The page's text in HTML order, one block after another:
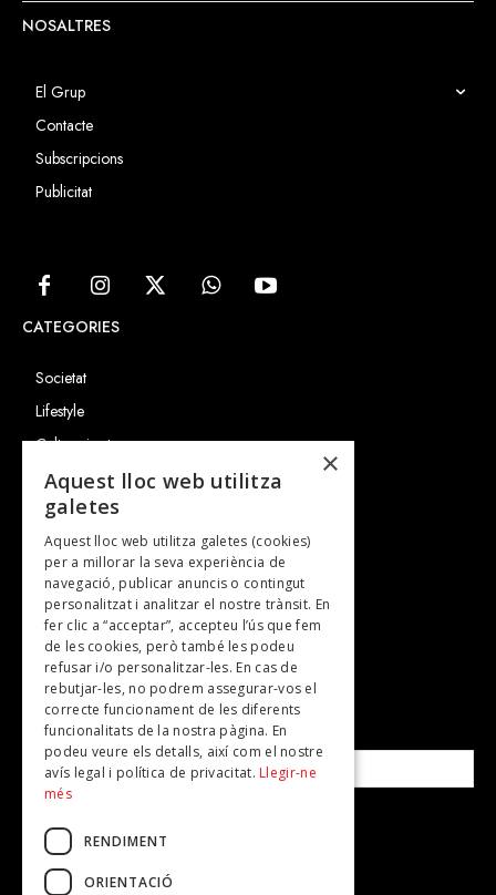
NOSALTRES
El Grup
Contacte
Subscripcions
Publicitat
CATEGORIES
Societat
Lifestyle
Cultura i art
Entrevistes
Gastronomia
TV
Plans per fer
Revistes
SUBSCRIU-TE A LA NOSTRA NEWSLETTER!
Correu electrònic*
Accepto lapolítica de privacitat
×
Aquest lloc web utilitza
galetes
Aquest lloc web utilitza galetes (cookies)
per a millorar la seva experiència de
navegació, publicar anuncis o contingut
personalitzat i analitzar el nostre trànsit. En
fer clic a “acceptar”, accepteu l’ús que fem
de les cookies, però també les podeu
refusar i/o personalitzar-les. En cas de
rebutjar-les, no podrem assegurar-vos el
correcte funcionament de les diferents
funcionalitats de la nostra pàgina. En
podeu veure els detalls, així com el nostre
avís legal i política de privacitat. Llegir-ne
més
RENDIMENT
ORIENTACIÓ